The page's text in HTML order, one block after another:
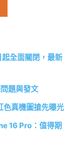
起全面關閉，最新
題與發文
色真機圖搶先曝光
16 Pro：值得期